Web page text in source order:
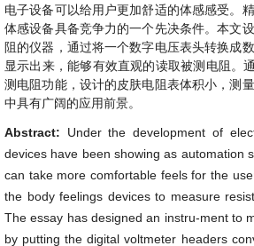
电子设备可以给用户更加舒适的体感感受。
体感设备具备竞争力的一个先决条件。本文
阻的仪器，通过将一个数字电压表头转换成
显示出来，能够有效直观的读取被测电阻。
测电阻功能，设计的皮肤电阻表体积小，测
中具有广阔的应用前景。
Abstract: Under the development of
devices have been showing as automation
can take more comfortable feels for the
the body feelings devices to measure
The essay has designed an instru-ment to
by putting the digital voltmeter headers